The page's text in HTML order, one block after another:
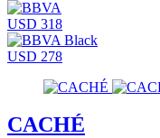
USD 318
USD 278
CACHÉ